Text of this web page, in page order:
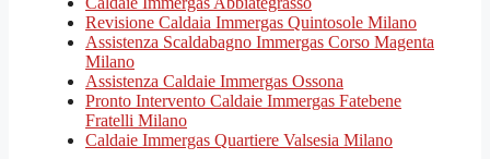
Revisione Caldaia Immergas Quintosole Milano
Assistenza Scaldabagno Immergas Corso Magenta
Milano
Assistenza Caldaie Immergas Ossona
Pronto Intervento Caldaie Immergas Fatebene
Fratelli Milano
Caldaie Immergas Quartiere Valsesia Milano